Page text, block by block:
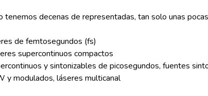
tenemos decenas de representadas, tan solo unas
de femtosegundos (fs)
supercontinuos compactos
y sintonizables de picosegundos, fuentes
y modulados, láseres multicanal